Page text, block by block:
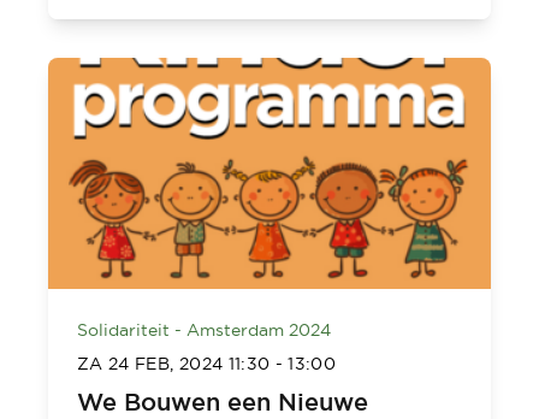
Solidariteit - Amsterdam 2024
ZA 24 FEB, 2024 11:30 - 13:00
We Bouwen een Nieuwe